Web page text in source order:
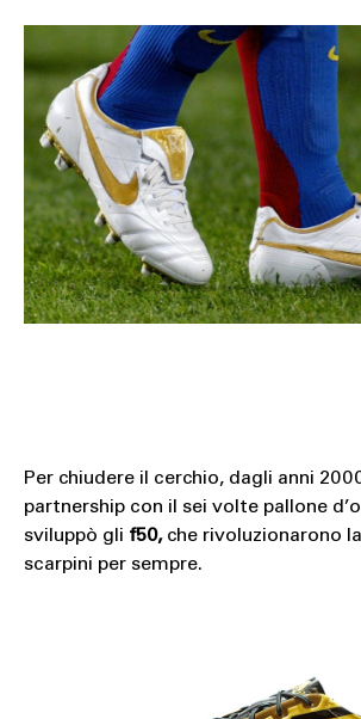
Per chiudere il cerchio, dagli anni
partnership con il sei volte pallone
sviluppò gli f50,che rivoluzionarono
scarpini per sempre.